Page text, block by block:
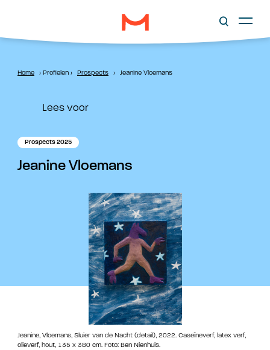
Home › Profielen › Prospects › Jeanine Vloemans
Lees voor
Prospects 2025
Jeanine Vloemans
Jeanine, Vloemans, Sluier van de Nacht (detail), 2022. Caseïneverf, latex verf,
olieverf, hout, 135 x 380 cm. Foto: Ben Nienhuis.